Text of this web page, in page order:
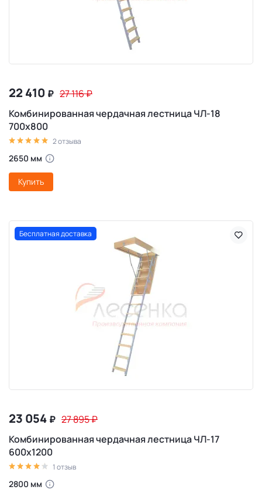
22 410 ₽ 27 116₽
Комбинированная чердачная лестница ЧЛ-18
700х800
2 отзыва
2650 мм
Купить
Бесплатная доставка
23 054 ₽ 27 895₽
Комбинированная чердачная лестница ЧЛ-17
600х1200
1 отзыв
2800 мм